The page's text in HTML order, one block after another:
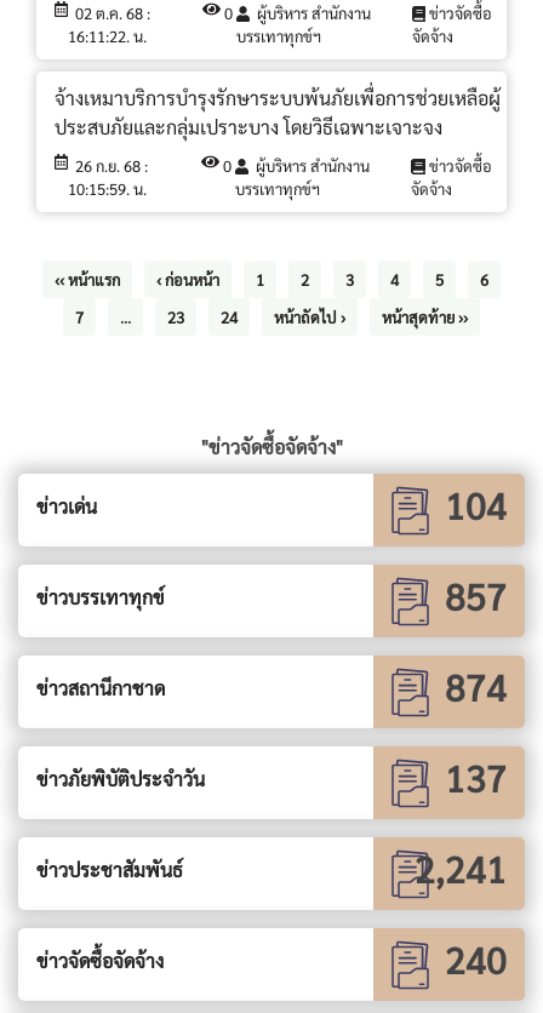
02 ต.ค. 68 :
16:11:22. น.
0
ผู้บริหาร สำนักงาน
บรรเทาทุกข์ฯ
ข่าวจัดซื้อ
จัดจ้าง
จ้างเหมาบริการบำรุงรักษาระบบพ้นภัยเพื่อการช่วยเหลือผู้
ประสบภัยและกลุ่มเปราะบาง โดยวิธีเฉพาะเจาะจง
26 ก.ย. 68 :
10:15:59. น.
0
ผู้บริหาร สำนักงาน
บรรเทาทุกข์ฯ
ข่าวจัดซื้อ
จัดจ้าง
‹‹ หน้าแรก ‹ ก่อนหน้า 1 2 3 4 5
6
7
... 23 24 หน้าถัดไป › หน้าสุดท้าย ››
"ข่าวจัดซื้อจัดจ้าง"
ข่าวเด่น 104
ข่าวบรรเทาทุกข์ 857
ข่าวสถานีกาชาด 874
ข่าวภัยพิบัติประจำวัน 137
ข่าวประชาสัมพันธ์ 2,241
ข่าวจัดซื้อจัดจ้าง 240